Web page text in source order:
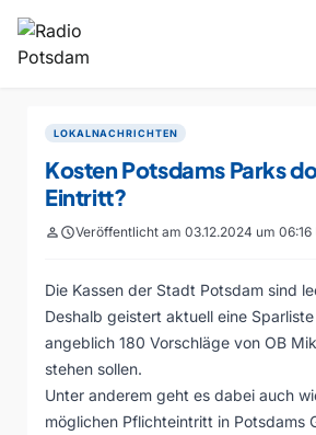
LOKALNACHRICHTEN
Kosten Potsdams Parks
Eintritt?
personscheduleVeröffentlicht am 03.12.2024 um 06:16
Die Kassen der Stadt Potsdam sind
Deshalb geistert aktuell eine
angeblich 180 Vorschläge von OB
stehen sollen.
Unter anderem geht es dabei auch
möglichen Pflichteintritt in Potsdams